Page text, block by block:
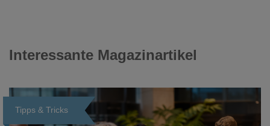
Interessante Magazinartikel
Tipps & Tricks